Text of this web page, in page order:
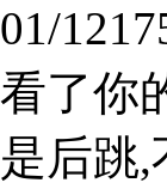
01/
看了你
是后跳